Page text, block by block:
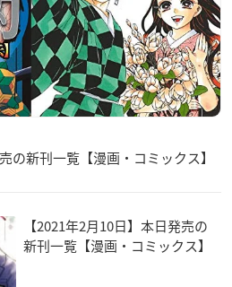
の新刊一覧【漫画・コミックス】
【2021年2月10日】本日発売の
新刊一覧【漫画・コミックス】